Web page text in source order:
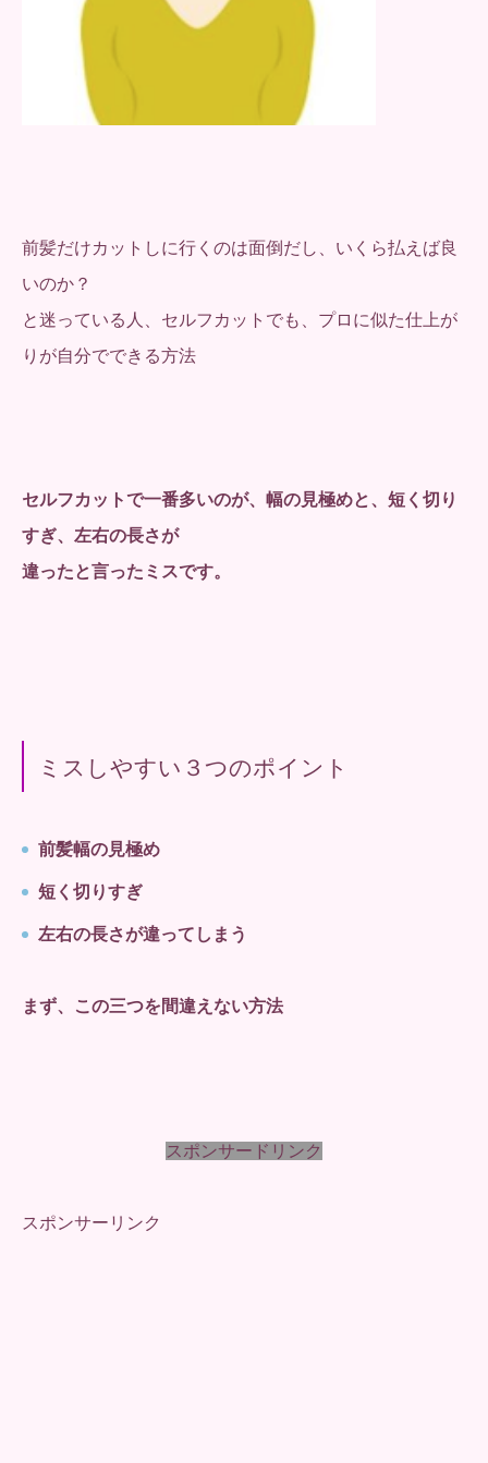
前髪だけカットしに行くのは面倒だし、いくら払えば良
いのか？
と迷っている人、セルフカットでも、プロに似た仕上が
りが自分でできる方法
セルフカットで一番多いのが、幅の見極めと、短く切り
すぎ、左右の長さが
違ったと言ったミスです。
ミスしやすい３つのポイント
前髪幅の見極め
短く切りすぎ
左右の長さが違ってしまう
まず、この三つを間違えない方法
スポンサードリンク
スポンサーリンク